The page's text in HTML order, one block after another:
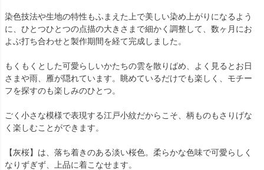
染色技法や生地の特性もふまえた上で美しい染め上がりになるよう
に、ひとつひとつの点描の大きさまで細かく調整して、数ヶ月にお
よぶ打ち合わせと製作期間を経て完成しました。
もくもくとした可愛らしいかたちの雲を散りばめ、よく見るとお日
さまや雨、雁が隠れています。眺めているだけでも楽しく、モチー
フを探すのも楽しみのひとつ。
ごく小さな模様で表現する江戸小紋だからこそ、柄ものもさりげな
く楽しむことができます。
【灰桜】は、落ち着きのある淡い桜色。柔らかな色味で可愛らしく
なりずぎず、上品に着こなせます。